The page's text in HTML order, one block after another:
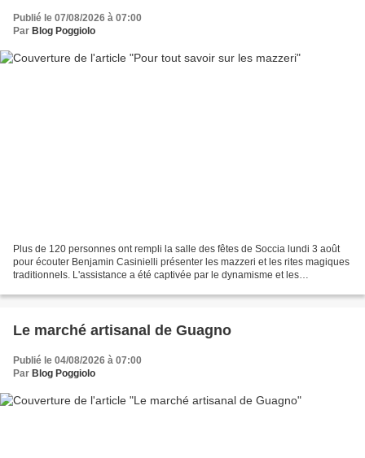
Publié le 07/08/2026 à 07:00
Par Blog Poggiolo
Plus de 120 personnes ont rempli la salle des fêtes de Soccia lundi 3 août
pour écouter Benjamin Casinielli présenter les mazzeri et les rites magiques
traditionnels. L'assistance a été captivée par le dynamisme et les
Le marché artisanal de Guagno
Publié le 04/08/2026 à 07:00
Par Blog Poggiolo